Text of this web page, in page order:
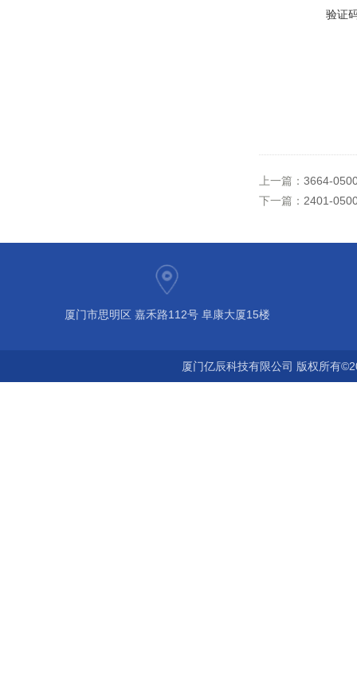
验证
上一篇： 3664-
下一篇： 2401-
厦门市思明区 嘉禾路112号 阜康大厦15楼
厦门亿辰科技有限公司 版权所有